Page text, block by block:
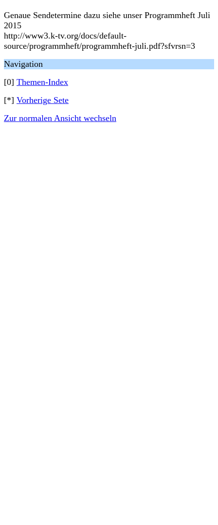
Genaue Sendetermine dazu siehe unser Programmheft Juli
2015
http://www3.k-tv.org/docs/default-
source/programmheft/programmheft-juli.pdf?sfvrsn=3
Navigation
[0] Themen-Index
[*] Vorherige Sete
Zur normalen Ansicht wechseln